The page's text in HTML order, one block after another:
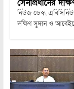
সেনাপ্রধানের
নিউজ ডেস্ক,
দক্ষিণ সুদান ও